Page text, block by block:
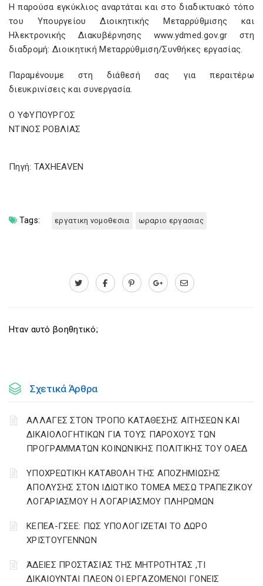
Η παρούσα εγκύκλιος αναρτάται και στο διαδικτυακό τόπο
του Υπουργείου Διοικητικής Μεταρρύθμισης και
Ηλεκτρονικής Διακυβέρνησης www.ydmed.gov.gr στη
διαδρομή: Διοικητική Μεταρρύθμιση/Συνθήκες εργασίας.
Παραμένουμε στη διάθεσή σας για περαιτέρω
διευκρινίσεις και συνεργασία.
Ο ΥΦΥΠΟΥΡΓΟΣ
ΝΤΙΝΟΣ ΡΟΒΛΙΑΣ
Πηγή: TAXHEAVEN
Tags: εργατικη νομοθεσια ωραριο εργασιας
Ηταν αυτό βοηθητικό;
Σχετικά Άρθρα
ΑΛΛΑΓΕΣ ΣΤΟΝ ΤΡΟΠΟ ΚΑΤΑΘΕΣΗΣ ΑΙΤΗΣΕΩΝ ΚΑΙ
ΔΙΚΑΙΟΛΟΓΗΤΙΚΩΝ ΓΙΑ ΤΟΥΣ ΠΑΡΟΧΟΥΣ ΤΩΝ
ΠΡΟΓΡΑΜΜΑΤΩΝ ΚΟΙΝΩΝΙΚΗΣ ΠΟΛΙΤΙΚΗΣ ΤΟΥ ΟΑΕΔ
YΠΟΧΡΕΩΤΙΚΗ ΚΑΤΑΒΟΛΗ ΤΗΣ ΑΠΟΖΗΜΙΩΣΗΣ
ΑΠΟΛΥΣΗΣ ΣΤΟΝ ΙΔΙΩΤΙΚΟ ΤΟΜΕΑ ΜΕΣΩ ΤΡΑΠΕΖΙΚΟΥ
ΛΟΓΑΡΙΑΣΜΟΥ Η ΛΟΓΑΡΙΑΣΜΟΥ ΠΛΗΡΩΜΩΝ
ΚΕΠΕΑ-ΓΣΕΕ: ΠΩΣ ΥΠΟΛΟΓΙΖΕΤΑΙ ΤΟ ΔΩΡΟ
ΧΡΙΣΤΟΥΓΕΝΝΩΝ
ΆΔΕΙΕΣ ΠΡΟΣΤΑΣΙΑΣ ΤΗΣ ΜΗΤΡΟΤΗΤΑΣ ,ΤΙ
ΔΙΚΑΙΟΥΝΤΑΙ ΠΛΕΟΝ ΟΙ ΕΡΓΑΖΟΜΕΝΟΙ ΓΟΝΕΙΣ